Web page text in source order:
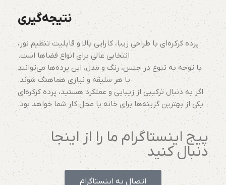
نتیجه‌گیری
پرده کرکره‌ای با طراحی زیبا، کارایی بالا و قابلیت تنظیم نور،
انتخابی عالی برای انواع فضاها است.
با توجه به تنوع در جنس، رنگ و مدل، این پرده‌ها می‌توانند
با هر سلیقه و نیازی هماهنگ شوند.
اگر به دنبال ترکیبی از زیبایی و عملکرد هستید، پرده کرکره‌ای
یکی از بهترین گزینه‌ها برای خانه یا محل کار شما خواهد بود.
پیج اینستاگرام ما را از اینجا
دنبال کنید
اتصال به اینستاگرام